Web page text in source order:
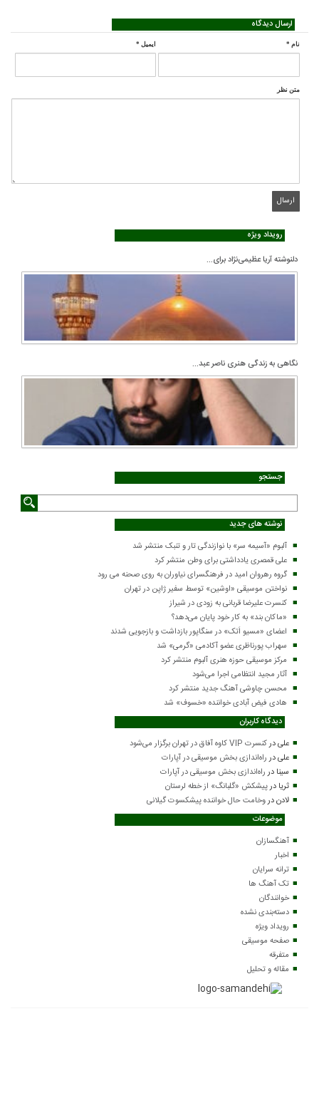
ارسال دیدگاه
نام * ایمیل *
متن نظر
رویداد ویژه
دلنوشته آریا عظیمی‌نژاد برای...
نگاهی به زندگی هنری ناصر عبد...
جستجو
نوشته های جدید
آلبوم «آسیمه سر» با نوازندگی تار و تنبک منتشر شد
علی قمصری یادداشتی برای وطن منتشر کرد
گروه رهروان امید در فرهنگسرای نیاوران به روی صحنه می رود
نواختن موسیقی «اوشین» توسط سفیر ژاپن در تهران
کنسرت علیرضا قربانی به زودی در شیراز
«ماکان بند» به کار خود پایان می‌دهد؟
اعضای «مسیو اَتک» در سنگاپور بازداشت و بازجویی شدند
سهراب پورناظری عضو آکادمی «گرمی» شد
مرکز موسیقی حوزه هنری آلبوم منتشر کرد
آثار مجید انتظامی اجرا می‌شود
محسن چاوشی آهنگ جدید منتشر کرد
هادی فیض آبادی خواننده «خسوف» شد
دیدگاه کاربران
علیدرکنسرت VIP کاوه آفاق در تهران برگزار می‌شود
علیدر راه‌اندازی بخش موسیقی در آپارات
سینا در راه‌اندازی بخش موسیقی در آپارات
ثریا درپیشکش «گلبانگ» از خطه لرستان
لادندروخامت حال خواننده پیشکسوت گیلانی
موضوعات
آهنگسازان
اخبار
ترانه سرایان
تک آهنگ ها
خوانندگان
دسته‌بندی نشده
رویداد ویژه
صفحه موسیقی
متفرقه
مقاله و تحلیل